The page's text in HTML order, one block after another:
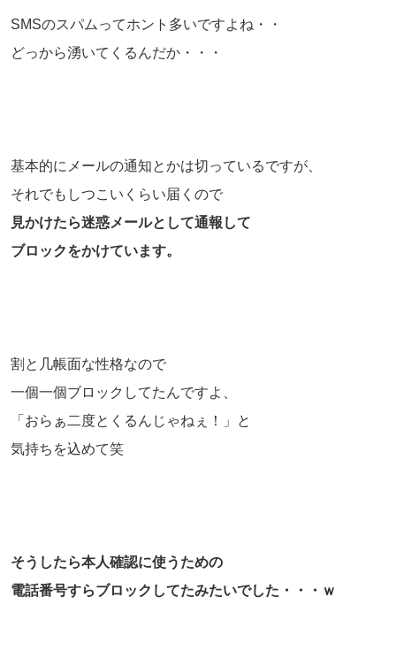
SMSのスパムってホント多いですよね・・
どっから湧いてくるんだか・・・
基本的にメールの通知とかは切っているですが、
それでもしつこいくらい届くので
見かけたら迷惑メールとして通報して
ブロックをかけています。
割と几帳面な性格なので
一個一個ブロックしてたんですよ、
「おらぁ二度とくるんじゃねぇ！」と
気持ちを込めて笑
そうしたら本人確認に使うための
電話番号すらブロックしてたみたいでした・・・ｗ